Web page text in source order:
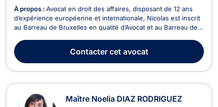
À propos : Avocat en droit des affaires, disposant de 12 ans
d’expérience européenne et internationale, Nicolas est inscrit
au Barreau de Bruxelles en qualité d’Avocat et au Barreau de
HAMBLENNE a fondé le cabinet d'avocats "PRAGMA Law"
avec des bureaux à Bruxelles et Luxembourg. Ses ...
Contactercet avocat
Maître Noelia DIAZ RODRIGUEZ